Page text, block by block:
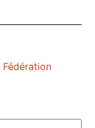
Fédération